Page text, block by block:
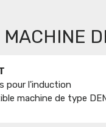
pour l'induction
machine de type